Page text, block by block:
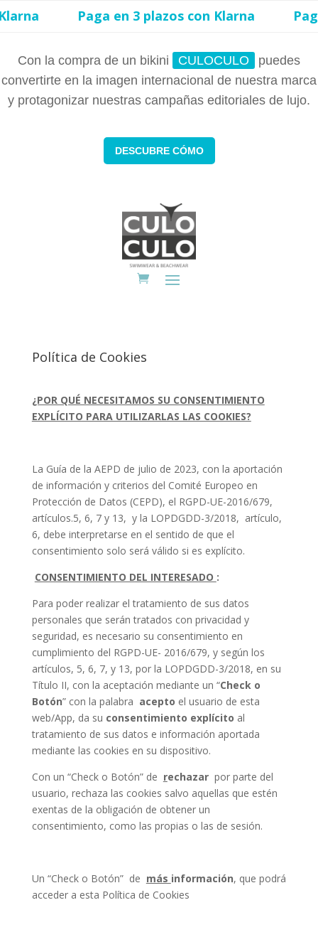
Paga en 3 plazos con Klarna Paga en
Con la compra de un bikini CULOCULO
puedes
convertirte en la imagen internacional de nuestra marca
y protagonizar nuestras campañas editoriales de lujo.
DESCUBRE CÓMO
Política de Cookies
¿POR QUÉ NECESITAMOS SU CONSENTIMIENTO
EXPLÍCITO PARA UTILIZARLAS LAS COOKIES?
La Guía de la AEPD de julio de 2023, con la aportación
de información y criterios del Comité Europeo en
Protección de Datos (CEPD), el RGPD-UE-2016/679,
artículos.5, 6, 7 y 13, y la LOPDGDD-3/2018, artículo,
6, debe interpretarse en el sentido de que el
consentimiento solo será válido si es explícito.
CONSENTIMIENTO DEL INTERESADO :
Para poder realizar el tratamiento de sus datos
personales que serán tratados con privacidad y
seguridad, es necesario su consentimiento en
cumplimiento del RGPD-UE- 2016/679, y según los
artículos, 5, 6, 7, y 13, por la LOPDGDD-3/2018, en su
Título II, con la aceptación mediante un “Check o
Botón” con la palabra acepto el usuario de esta
web/App, da su consentimiento explícito al
tratamiento de sus datos e información aportada
mediante las cookies en su dispositivo.
Con un “Check o Botón” de rechazar por parte del
usuario, rechaza las cookies salvo aquellas que estén
exentas de la obligación de obtener un
consentimiento, como las propias o las de sesión.
Un “Check o Botón” de más información, que podrá
acceder a esta Política de Cookies